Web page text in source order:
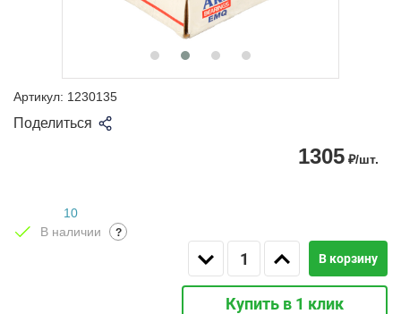
Артикул: 1230135
Поделиться
1305 ₽/шт.
10
В наличии
?
В корзину
Купить в 1 клик